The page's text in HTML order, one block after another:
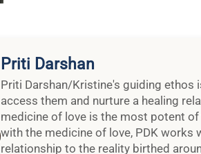
medicine of love is the most potent
with the medicine of love, PDK
relationship to the reality birthed
Hatha teacher, and student of
wisdom she has accessed from her
of Kundalini Yoga to bring an